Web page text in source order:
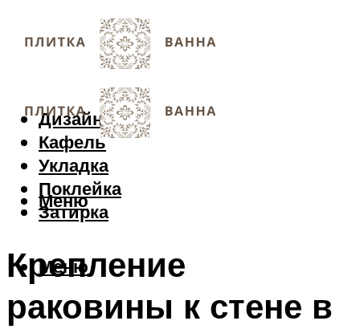
Дизайн
Кафель
Укладка
Поклейка
Затирка
Меню
Меню
Крепление
раковины к стене в